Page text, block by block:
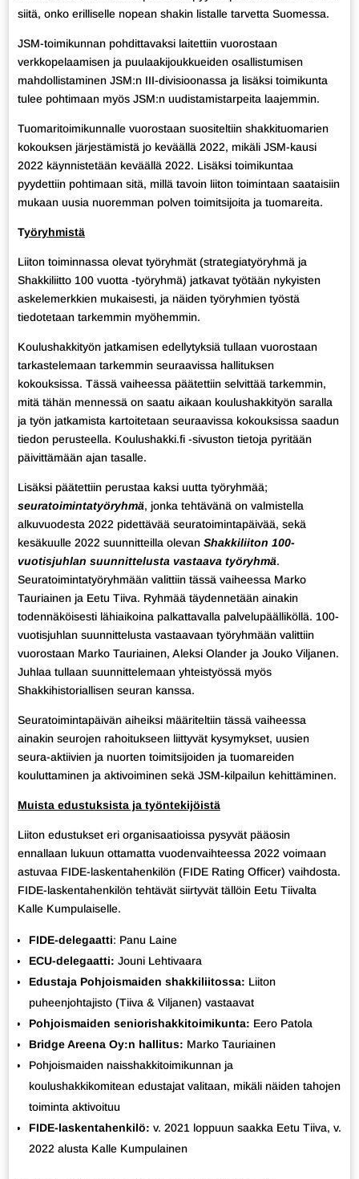
siitä, onko erilliselle nopean shakin listalle tarvetta Suomessa.
JSM-toimikunnan pohdittavaksi laitettiin vuorostaan
verkkopelaamisen ja puulaakijoukkueiden osallistumisen
mahdollistaminen JSM:n III-divisioonassa ja lisäksi toimikunta
tulee pohtimaan myös JSM:n uudistamistarpeita laajemmin.
Tuomaritoimikunnalle vuorostaan suositeltiin shakkituomarien
kokouksen järjestämistä jo keväällä 2022, mikäli JSM-kausi
2022 käynnistetään keväällä 2022. Lisäksi toimikuntaa
pyydettiin pohtimaan sitä, millä tavoin liiton toimintaan saataisiin
mukaan uusia nuoremman polven toimitsijoita ja tuomareita.
Työryhmistä
Liiton toiminnassa olevat työryhmät (strategiatyöryhmä ja
Shakkiliitto 100 vuotta -työryhmä) jatkavat työtään nykyisten
askelemerkkien mukaisesti, ja näiden työryhmien työstä
tiedotetaan tarkemmin myöhemmin.
Koulushakkityön jatkamisen edellytyksiä tullaan vuorostaan
tarkastelemaan tarkemmin seuraavissa hallituksen
kokouksissa. Tässä vaiheessa päätettiin selvittää tarkemmin,
mitä tähän mennessä on saatu aikaan koulushakkityön saralla
ja työn jatkamista kartoitetaan seuraavissa kokouksissa saadun
tiedon perusteella. Koulushakki.fi -sivuston tietoja pyritään
päivittämään ajan tasalle.
Lisäksi päätettiin perustaa kaksi uutta työryhmää;
seuratoimintatyöryhmä, jonka tehtävänä on valmistella
alkuvuodesta 2022 pidettävää seuratoimintapäivää, sekä
kesäkuulle 2022 suunnitteilla olevan Shakkiliiton 100-
vuotisjuhlan suunnittelusta vastaava työryhmä.
Seuratoimintatyöryhmään valittiin tässä vaiheessa Marko
Tauriainen ja Eetu Tiiva. Ryhmää täydennetään ainakin
todennäköisesti lähiaikoina palkattavalla palvelupäälliköllä. 100-
vuotisjuhlan suunnittelusta vastaavaan työryhmään valittiin
vuorostaan Marko Tauriainen, Aleksi Olander ja Jouko Viljanen.
Juhlaa tullaan suunnittelemaan yhteistyössä myös
Shakkihistoriallisen seuran kanssa.
Seuratoimintapäivän aiheiksi määriteltiin tässä vaiheessa
ainakin seurojen rahoitukseen liittyvät kysymykset, uusien
seura-aktiivien ja nuorten toimitsijoiden ja tuomareiden
kouluttaminen ja aktivoiminen sekä JSM-kilpailun kehittäminen.
Muista edustuksista ja työntekijöistä
Liiton edustukset eri organisaatioissa pysyvät pääosin
ennallaan lukuun ottamatta vuodenvaihteessa 2022 voimaan
astuvaa FIDE-laskentahenkilön (FIDE Rating Officer) vaihdosta.
FIDE-laskentahenkilön tehtävät siirtyvät tällöin Eetu Tiivalta
Kalle Kumpulaiselle.
FIDE-delegaatti: Panu Laine
ECU-delegaatti: Jouni Lehtivaara
Edustaja Pohjoismaiden shakkiliitossa: Liiton
puheenjohtajisto (Tiiva & Viljanen) vastaavat
Pohjoismaiden seniorishakkitoimikunta: Eero Patola
Bridge Areena Oy:n hallitus: Marko Tauriainen
Pohjoismaiden naisshakkitoimikunnan ja
koulushakkikomitean edustajat valitaan, mikäli näiden tahojen
toiminta aktivoituu
FIDE-laskentahenkilö: v. 2021 loppuun saakka Eetu Tiiva, v.
2022 alusta Kalle Kumpulainen